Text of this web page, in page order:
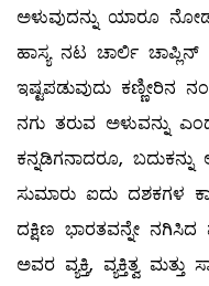
ಅಳುವುದನ್ನು ಯಾರೂ
ಹಾಸ್ಯ ನಟ ಚಾರ್ಲಿ ಚಾಪ್ಲಿನ್
ಇಷ್ಟಪಡುವುದು ಕಣ್ಣೀರಿನ
ನಗು ತರುವ ಅಳುವನ್ನು
ಕನ್ನಡಿಗನಾದರೂ,
ಸುಮಾರು ಐದು
ದಕ್ಷಿಣ ಭಾರತವನ್ನೇ
ಅವರ ವ್ಯಕ್ತಿ, ವ್ಯಕ್ತಿತ್ವ